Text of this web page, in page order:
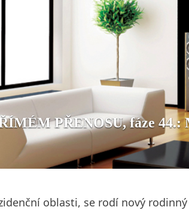
PŘENOSU, fáze 44.:
oblasti, se rodí nový